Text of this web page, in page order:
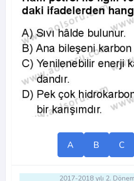
A B C
2017-2018 yılı 2.